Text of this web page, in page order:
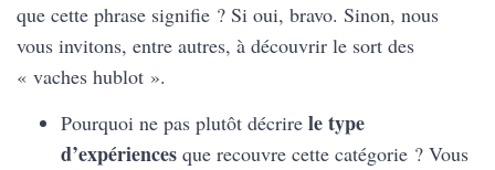
que cette phrase signifie ? Si oui, bravo. Sinon, nous
vous invitons, entre autres, à découvrir le sort des
« vaches hublot ».
Pourquoi ne pas plutôt décrire le type
d’expériences que recouvre cette catégorie ? Vous